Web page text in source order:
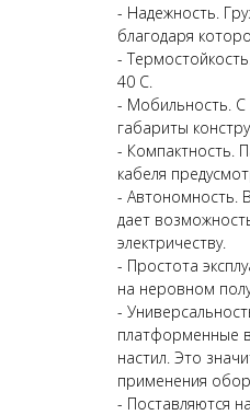
- Надежность.
благодаря
-
40 С.
- Мобильность.
габариты
- Компактность.
кабеля
- Автономность.
дает
электричеству.
- Простота
на неровном
-
платформенные
настил. Это
применения
- Поставляются